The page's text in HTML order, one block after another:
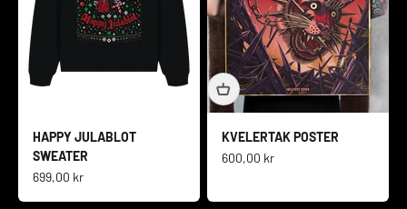
HAPPY JULABLOT
SWEATER
Salgspris
699,00 kr
KVELERTAK POSTER
Salgspris
600,00 kr